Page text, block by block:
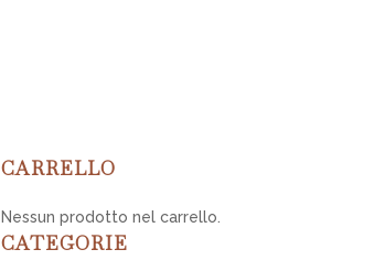
CARRELLO
Nessun prodotto nel carrello.
CATEGORIE